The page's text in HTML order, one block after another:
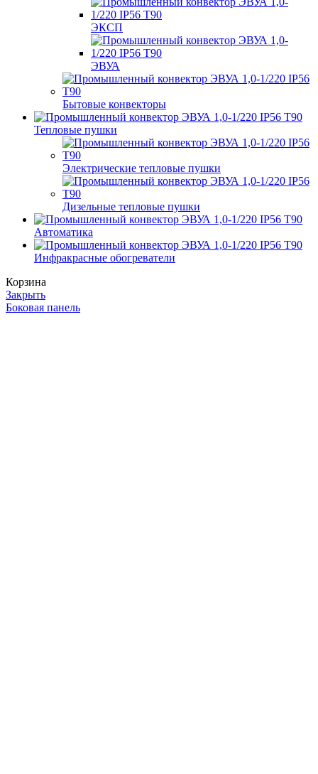
ЭКСП
ЭВУА
Бытовые конвекторы
Тепловые пушки
Электрические тепловые пушки
Дизельные тепловые пушки
Автоматика
Инфракрасные обогреватели
Корзина
Закрыть
Боковая панель